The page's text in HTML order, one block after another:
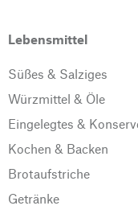
Lebensmittel
Süßes & Salziges
Würzmittel & Öle
Eingelegtes &
Kochen & Backen
Brotaufstriche
Getränke